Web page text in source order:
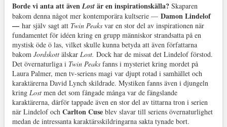
Borde vi anta att ävenLost är en inspirationskälla?Skaparen
bakom denna något mer kontemporära kultserie — Damon Lindelof
— har själv sagt att Twin Peaksvar en stor del av inspirationen när
fundamentet för idéen kring en grupp människor strandsatta på en
mystisk öde ö las, vilket skulle kunna betyda att även författarna
bakom Jordskottälskar Lost. Dock har de missat det Lindelof förstod.
Det övernaturliga i Twin Peaksfanns i mysteriet kring mordet på
Laura Palmer, men tv-seriens magi var djupt rotad i samhället och
karaktärerna David Lynch skildrade. Mystiken fanns även i djungeln
kring Lostmen det som fångade många var de fängslande
karaktärerna, därför tappade även en stor del av tittarna tron i serien
när Lindelof och Carlton Cuse blev slavar till seriens övernaturlighet
medan de intressanta karaktärsskildringarna sakta tynade bort.